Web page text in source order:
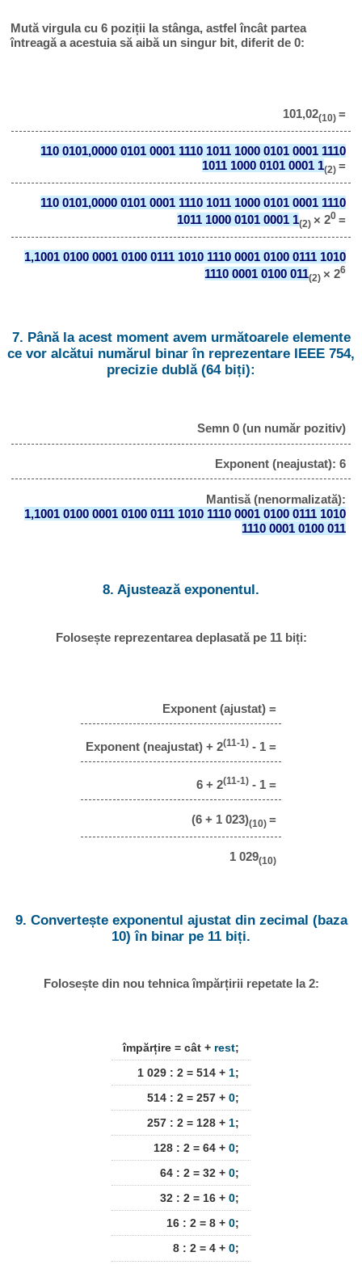
Mută virgula cu 6 poziții la stânga, astfel încât partea
întreagă a acestuia să aibă un singur bit, diferit de 0:
101,02(10) =
110 0101,0000 0101 0001 1110 1011 1000 0101 0001 1110
1011 1000 0101 0001 1(2) =
110 0101,0000 0101 0001 1110 1011 1000 0101 0001 1110
1011 1000 0101 0001 1(2) × 20 =
1,1001 0100 0001 0100 0111 1010 1110 0001 0100 0111 1010
1110 0001 0100 011(2) × 26
7. Până la acest moment avem următoarele elemente
ce vor alcătui numărul binar în reprezentare IEEE 754,
precizie dublă (64 biți):
Semn 0 (un număr pozitiv)
Exponent (neajustat): 6
Mantisă (nenormalizată):
1,1001 0100 0001 0100 0111 1010 1110 0001 0100 0111 1010
1110 0001 0100 011
8. Ajustează exponentul.
Folosește reprezentarea deplasată pe 11 biți:
Exponent (ajustat) =
Exponent (neajustat) + 2(11-1) - 1 =
6 + 2(11-1) - 1 =
(6 + 1 023)(10) =
1 029(10)
9. Convertește exponentul ajustat din zecimal (baza
10) în binar pe 11 biți.
Folosește din nou tehnica împărțirii repetate la 2:
împărțire = cât + rest;
1 029 : 2 = 514 + 1;
514 : 2 = 257 + 0;
257 : 2 = 128 + 1;
128 : 2 = 64 + 0;
64 : 2 = 32 + 0;
32 : 2 = 16 + 0;
16 : 2 = 8 + 0;
8 : 2 = 4 + 0;